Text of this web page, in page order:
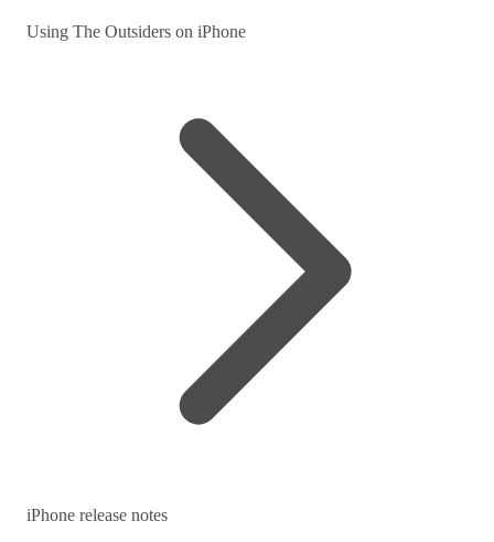
Using The Outsiders on iPhone
iPhone release notes